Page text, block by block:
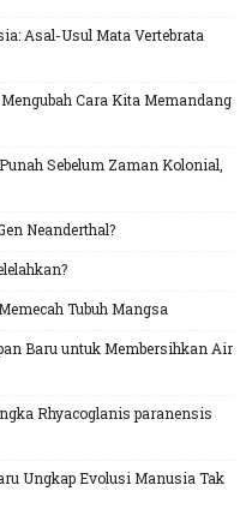
Asal-Usul Mata Vertebrata
Cara Kita Memandang
Sebelum Zaman Kolonial,
Neanderthal?
Tubuh Mangsa
Baru untuk Membersihkan Air
Rhyacoglanis paranensis
Ungkap Evolusi Manusia Tak